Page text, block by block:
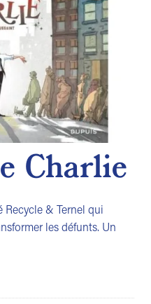
Charlie
Recycle & Ternel qui
les défunts. Un